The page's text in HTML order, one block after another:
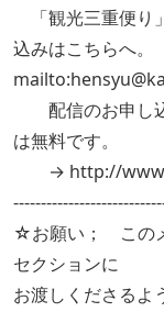
「観光三重便り
込みはこちらへ。
配信のお申し込
は無料です。
→ http://
☆お願い； この
セクションに
お渡しくださるよ